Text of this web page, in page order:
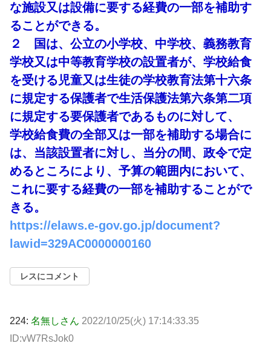
な施設又は設備に要する経費の一部を補助す
ることができる。
２ 国は、公立の小学校、中学校、義務教育
学校又は中等教育学校の設置者が、学校給食
を受ける児童又は生徒の学校教育法第十六条
に規定する保護者で生活保護法第六条第二項
に規定する要保護者であるものに対して、
学校給食費の全部又は一部を補助する場合に
は、当該設置者に対し、当分の間、政令で定
めるところにより、予算の範囲内において、
これに要する経費の一部を補助することがで
きる。
https://elaws.e-gov.go.jp/document?
lawid=329AC0000000160
レスにコメント
224: 名無しさん 2022/10/25(火) 17:14:33.35
ID:vW7RsJok0